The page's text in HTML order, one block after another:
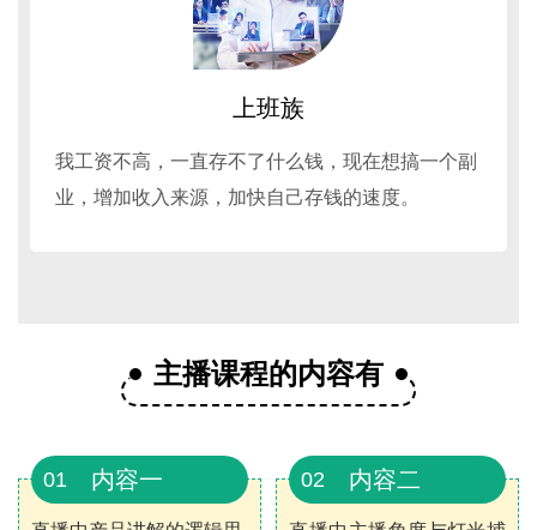
上班族
我工资不高，一直存不了什么钱，现在想搞一个副
业，增加收入来源，加快自己存钱的速度。
主播课程的内容有
01 内容一 02 内容二